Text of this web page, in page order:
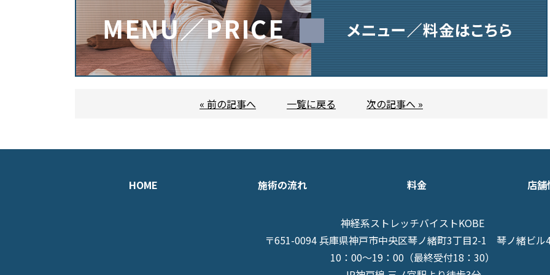
« 前の記事へ 一覧に戻る 次の記事へ »
HOME 施術の流れ 料金 店舗
神経系ストレッチバイストKOBE
〒651-0094 兵庫県神戸市中央区琴ノ緒町3丁目2-1 琴ノ緒ビル
10：00～19：00（最終受付18：30）